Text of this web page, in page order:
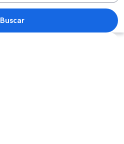
Un río con un bote amarrado al
Buscar